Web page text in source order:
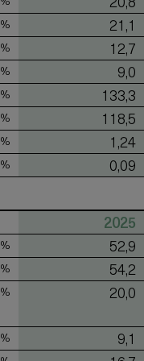
21,1
12,7
9,0
133,3
118,5
1,24
0,09
2025
52,9
54,2
20,0
9,1